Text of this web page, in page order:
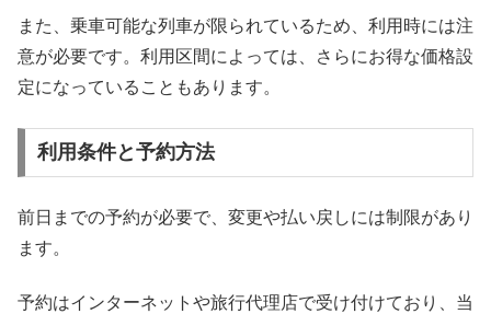
また、乗車可能な列車が限られているため、利用時には注
意が必要です。利用区間によっては、さらにお得な価格設
定になっていることもあります。
利用条件と予約方法
前日までの予約が必要で、変更や払い戻しには制限があり
ます。
予約はインターネットや旅行代理店で受け付けており、当